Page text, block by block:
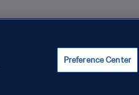
Preference Center